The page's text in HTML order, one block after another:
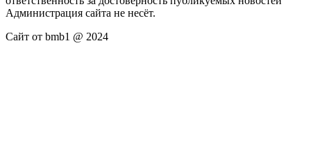
Администрация сайта не несёт.
Сайт от bmb1 @ 2024